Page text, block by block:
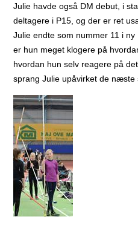
Julie havde også DM debut, i
deltagere i P15, og der er ret
Julie endte som nummer 11 i
er hun meget klogere på
hvordan hun selv reagere på
sprang Julie upåvirket de næste